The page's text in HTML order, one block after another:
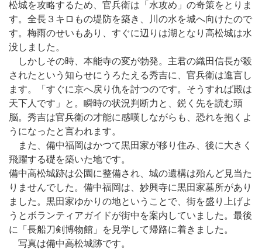
松城を攻略するため、官兵衛は「水攻め」の奇策をとりま
す。全長３キロもの堤防を築き、川の水を城へ向けたので
す。梅雨のせいもあり、すぐに辺りは湖となり高松城は水
没しました。
しかしその時、本能寺の変が勃発。主君の織田信長が殺
されたという知らせにうろたえる秀吉に、官兵衛は進言し
ます。「すぐに京へ戻り仇を討つのです。そうすれば殿は
天下人です」と。瞬時の状況判断力と、鋭く先を読む頭
脳。秀吉は官兵衛の才能に感嘆しながらも、恐れを抱くよ
うになったと言われます。
また、備中福岡はかつて黒田家が移り住み、後に大きく
飛躍する礎を築いた地です。
備中高松城跡は公園に整備され、城の遺構は殆んど見当た
りませんでした。備中福岡は、妙興寺に黒田家墓所があり
ました。黒田家ゆかりの地ということで、街を盛り上げよ
うとボランティアガイドが街中を案内していました。最後
に「長船刀剣博物館」を見学して帰路に着きました。
写真は備中高松城跡です。